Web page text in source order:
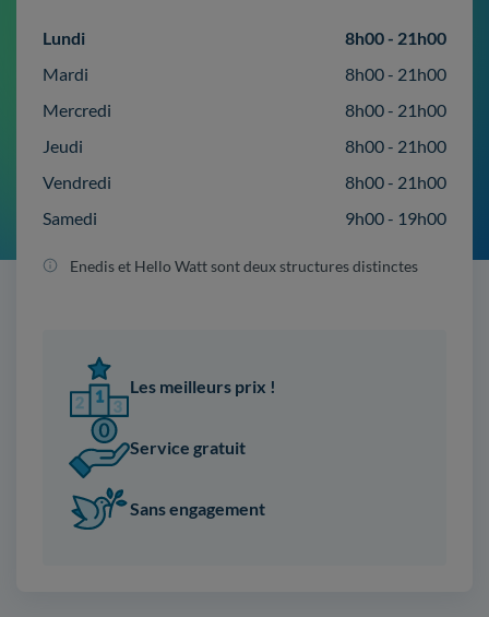
Lundi
8h00 - 21h00
Mardi
8h00 - 21h00
Mercredi
8h00 - 21h00
Jeudi
8h00 - 21h00
Vendredi
8h00 - 21h00
Samedi
9h00 - 19h00
Enedis et Hello Watt sont deux structures distinctes
Les meilleurs prix !
Service gratuit
Sans engagement